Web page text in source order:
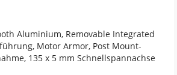
Aluminium, Removable Integrated
Motor Armor, Post Mount-
135 x 5 mm Schnellspannachse